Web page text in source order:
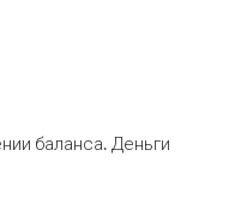
баланса. Деньги